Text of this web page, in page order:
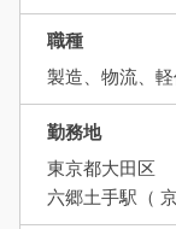
職種
製造、物流、
勤務地
東京都大田区
六郷土手駅（